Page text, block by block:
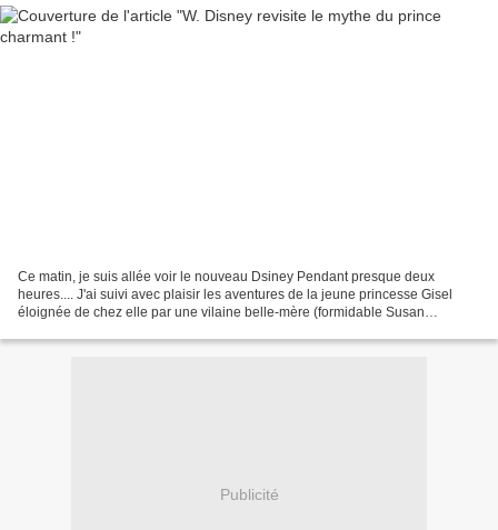
Ce matin, je suis allée voir le nouveau Dsiney Pendant presque deux
heures.... J'ai suivi avec plaisir les aventures de la jeune princesse Gisel
éloignée de chez elle par une vilaine belle-mère (formidable Susan
Publicité